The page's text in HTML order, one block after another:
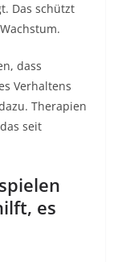
Das schützt
dass
Verhaltens
Therapien
seit
es